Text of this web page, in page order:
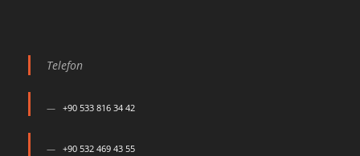
Telefon
+90 533 816 34 42
+90 532 469 43 55